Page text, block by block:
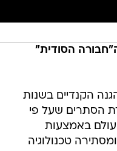
הסודית"
הקנדיים בשנות
הסתרים שעל פי
באמצעות
טכנולוגיה